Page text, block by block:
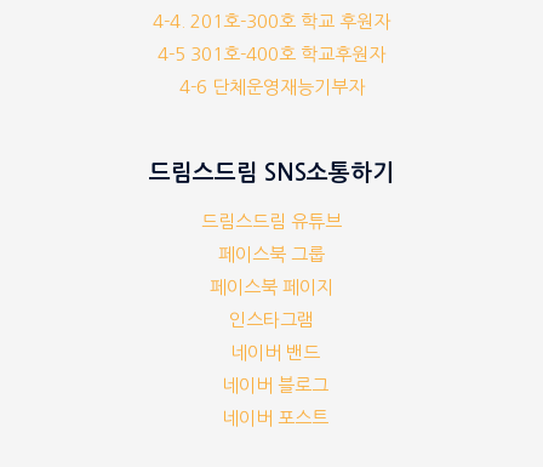
4-4. 201호-300호 학교 후원자
4-5 301호-400호 학교후원자
4-6 단체운영재능기부자
드림스드림 SNS소통하기
드림스드림 유튜브
페이스북 그룹
페이스북 페이지
인스타그램
네이버 밴드
네이버 블로그
네이버 포스트